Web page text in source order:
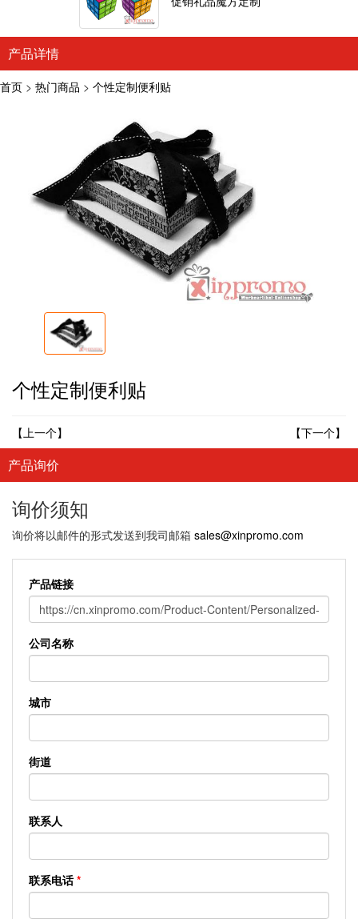
产品详情
首页 > 热门商品 > 个性定制便利贴
个性定制便利贴
【上一个】 【下一个】
产品询价
询价须知
询价将以邮件的形式发送到我司邮箱 sales@xinpromo.com
产品链接
公司名称
城市
街道
联系人
联系电话*